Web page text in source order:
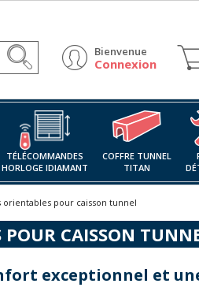
Bienvenue
Connexion
TÉLÉCOMMANDES
HORLOGE IDIAMANT
COFFRE TUNNEL
TITAN
orientables pour caisson tunnel
POUR CAISSON
exceptionnel et